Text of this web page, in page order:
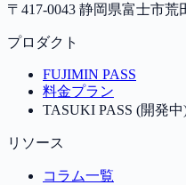
〒417-0043 静岡県富士市荒
プロダクト
FUJIMIN PASS
料金プラン
TASUKI PASS (開発中
リソース
コラム一覧